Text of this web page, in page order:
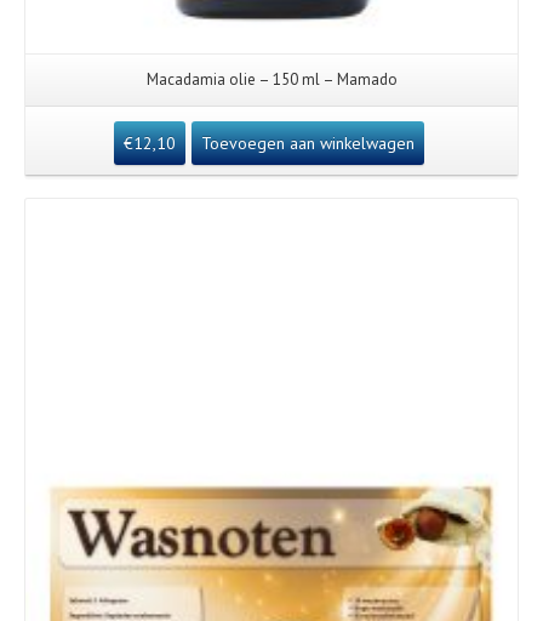
Macadamia olie – 150 ml – Mamado
€12,10 Toevoegen aan winkelwagen